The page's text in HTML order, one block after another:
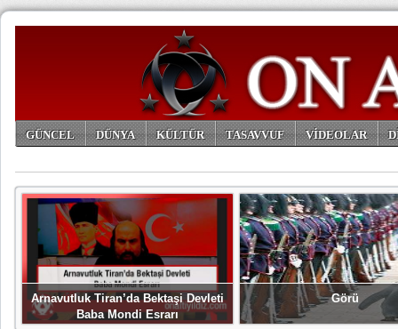
GÜNCEL DÜNYA KÜLTÜR TASAVVUF VİDEOLAR
Arnavutluk Tiran’da Bektaşi Devleti
Baba Mondi Esrarı
Görü